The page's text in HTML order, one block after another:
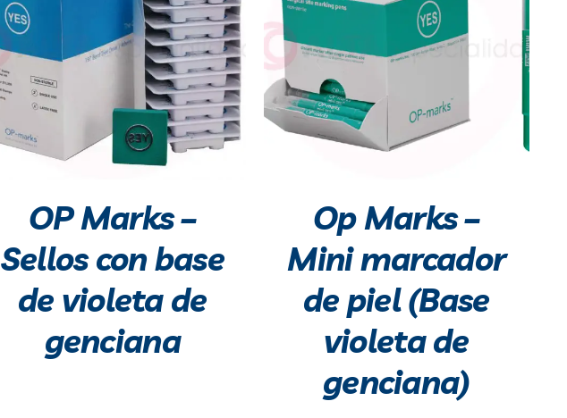
OP Marks –
Sellos con base
de violeta de
genciana
Op Marks –
Mini marcador
de piel (Base
violeta de
genciana)